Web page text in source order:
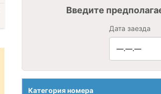
Введите
Дата заезда
—.—.—
Категория номера